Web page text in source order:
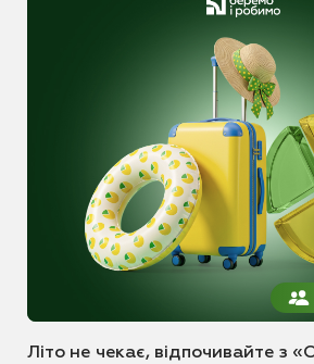
Літо не чекає, відпочивайте з